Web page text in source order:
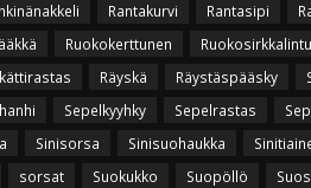
Rantakurvi Rantasipi
Ruokokerttunen Ruokosirkkalintu
Räyskä Räystäspääsky
Sepelkyyhky Sepelrastas
Sinisorsa Sinisuohaukka
sorsat Suokukko Suopöllö